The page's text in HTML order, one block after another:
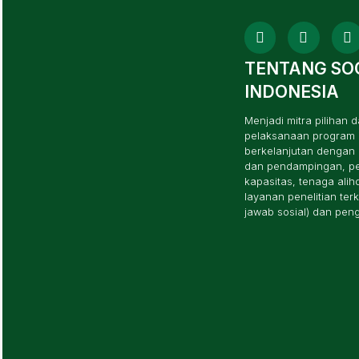
TENTANG
INDONESIA
Menjadi mitra pilihan
pelaksanaan
berkelanjutan dengan
dan pendampingan,
kapasitas, tenaga
layanan penelitian
jawab sosial) dan